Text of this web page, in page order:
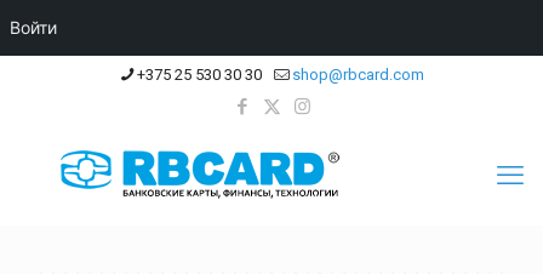
+375 25 530 30 30 shop@rbcard.com
Войти